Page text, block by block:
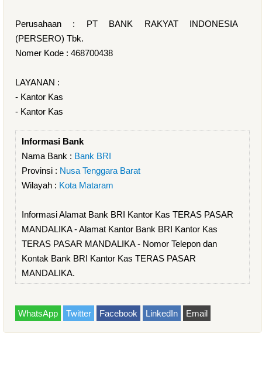
Perusahaan : PT BANK RAKYAT INDONESIA
(PERSERO) Tbk.
Nomer Kode : 468700438
LAYANAN :
- Kantor Kas
- Kantor Kas
Informasi Bank
Nama Bank : Bank BRI
Provinsi : Nusa Tenggara Barat
Wilayah : Kota Mataram
Informasi Alamat Bank BRI Kantor Kas TERAS PASAR
MANDALIKA - Alamat Kantor Bank BRI Kantor Kas
TERAS PASAR MANDALIKA - Nomor Telepon dan
Kontak Bank BRI Kantor Kas TERAS PASAR
MANDALIKA.
WhatsApp Twitter Facebook LinkedIn Email